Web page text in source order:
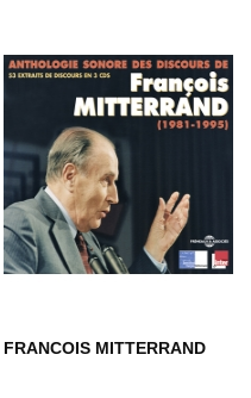
FRANCOIS MITTERRAND